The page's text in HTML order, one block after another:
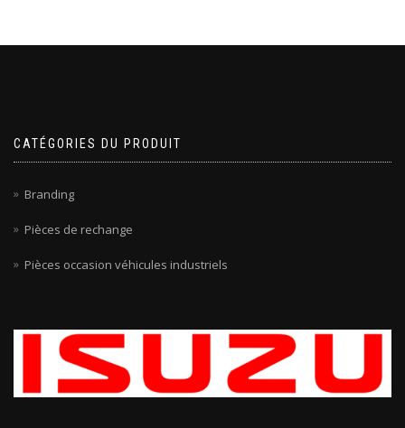
CATÉGORIES DU PRODUIT
Branding
Pièces de rechange
Pièces occasion véhicules industriels